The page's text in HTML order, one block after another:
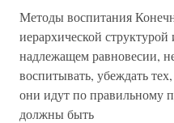
Методы воспитания
иерархической
надлежащем равновесии,
воспитывать, убеждать
они идут по правильному
должны быть